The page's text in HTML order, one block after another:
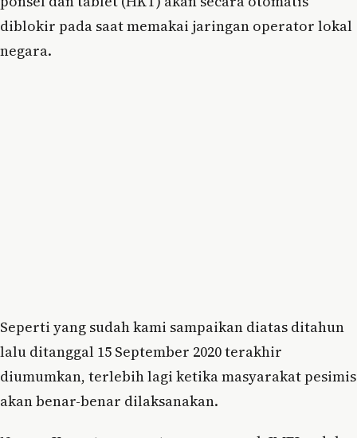
diblokir pada saat memakai jaringan operator lokal
negara.
Seperti yang sudah kami sampaikan diatas ditahun
lalu ditanggal 15 September 2020 terakhir
diumumkan, terlebih lagi ketika masyarakat pesimis
akan benar-benar dilaksanakan.